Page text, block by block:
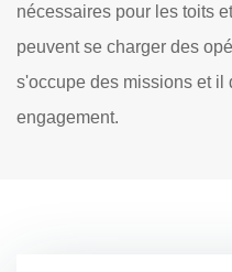
nécessaires pour les toits
peuvent se charger des
s'occupe des missions et il
engagement.